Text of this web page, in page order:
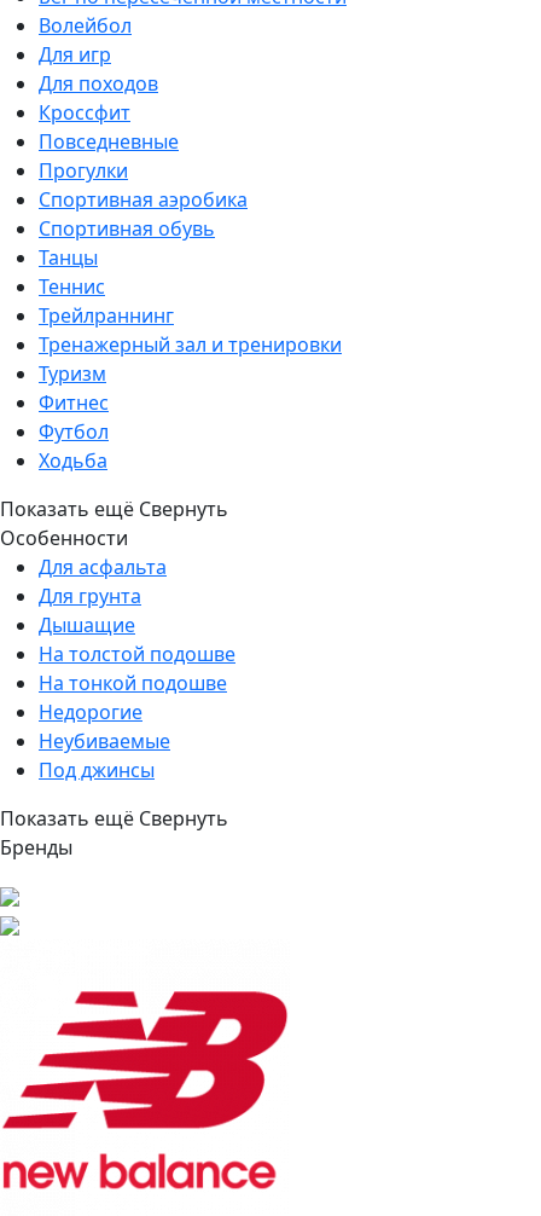
Волейбол
Для игр
Для походов
Кроссфит
Повседневные
Прогулки
Спортивная аэробика
Спортивная обувь
Танцы
Теннис
Трейлраннинг
Тренажерный зал и тренировки
Туризм
Фитнес
Футбол
Ходьба
Показать ещё Свернуть
Особенности
Для асфальта
Для грунта
Дышащие
На толстой подошве
На тонкой подошве
Недорогие
Неубиваемые
Под джинсы
Показать ещё Свернуть
Бренды